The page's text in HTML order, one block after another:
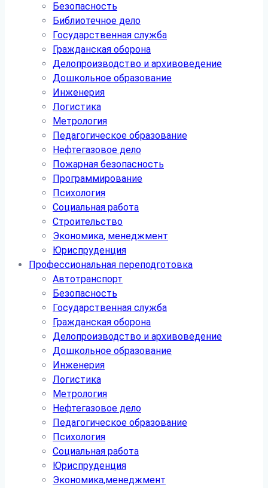
Безопасность
Библиотечное дело
Государственная служба
Гражданская оборона
Делопроизводство и архивоведение
Дошкольное образование
Инженерия
Логистика
Метрология
Педагогическое образование
Нефтегазовое дело
Пожарная безопасность
Программирование
Психология
Социальная работа
Строительство
Экономика, менеджмент
Юриспруденция
Профессиональная переподготовка
Автотранспорт
Безопасность
Государственная служба
Гражданская оборона
Делопроизводство и архивоведение
Дошкольное образование
Инженерия
Логистика
Метрология
Нефтегазовое дело
Педагогическое образование
Психология
Социальная работа
Юриспруденция
Экономика,менеджмент